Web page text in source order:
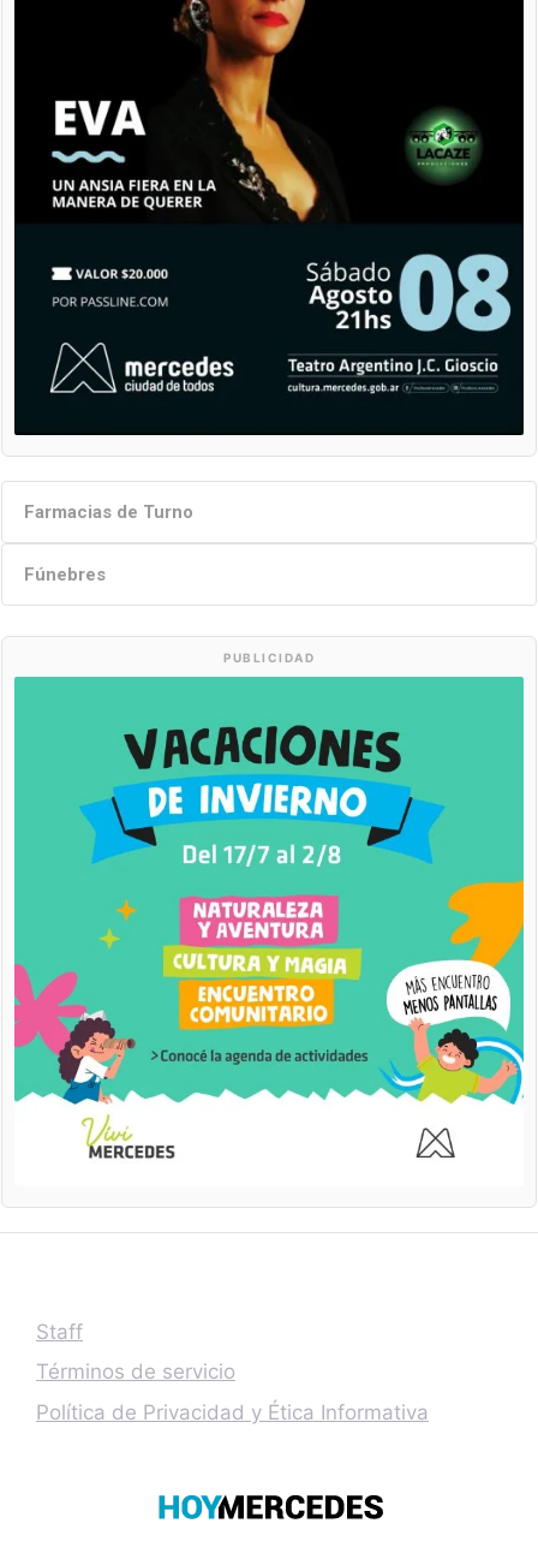
Farmacias de Turno
Fúnebres
PUBLICIDAD
Staff
Términos de servicio
Política de Privacidad y Ética Informativa